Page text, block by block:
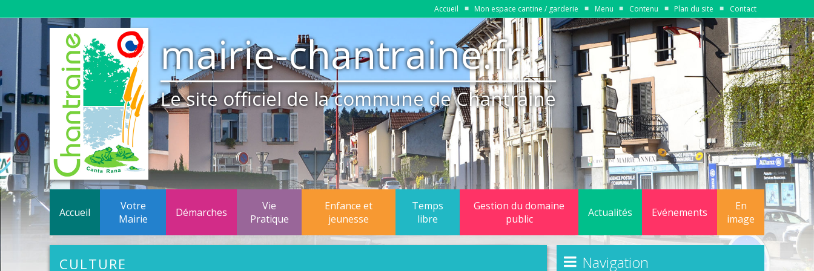
Accueil Mon espace cantine / garderie Menu Contenu Plan du site Contact
mairie-chantraine.fr
Le site officiel de la commune de Chantraine
Accueil
Votre
Mairie
Finances
Démarches
Vie
Pratique
Réseau d'eau potable
Enfance et
jeunesse
Dossiers inscriptions rentrée scolaire 2026-2027
Temps
libre
Associations
Gestion du domaine
public
Patrimoine et équipements
Actualités Evénements
En
image
CULTURE Navigation